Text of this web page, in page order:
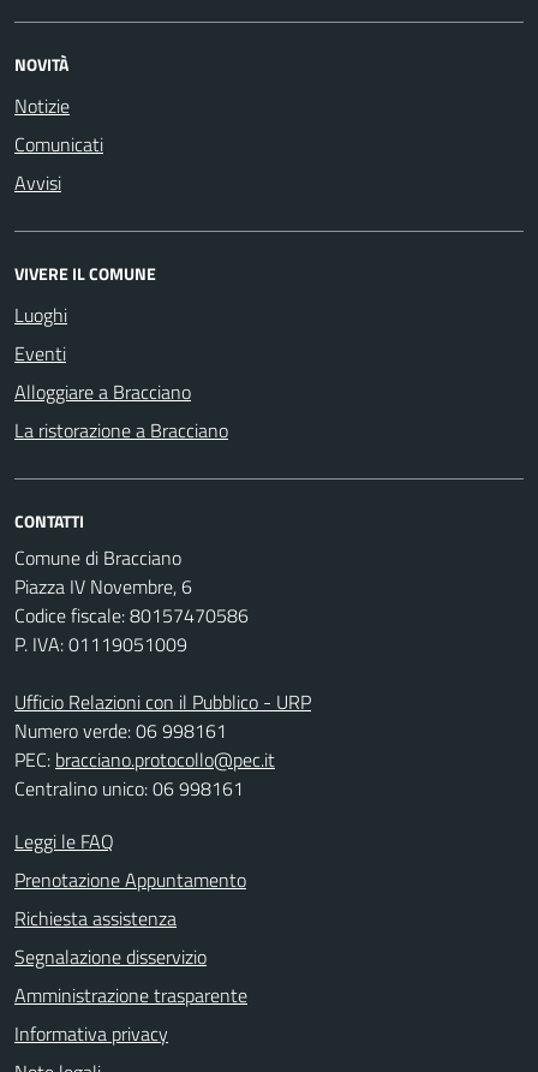
NOVITÀ
Notizie
Comunicati
Avvisi
VIVERE IL COMUNE
Luoghi
Eventi
Alloggiare a Bracciano
La ristorazione a Bracciano
CONTATTI
Comune di Bracciano
Piazza IV Novembre, 6
Codice fiscale: 80157470586
P. IVA: 01119051009
Ufficio Relazioni con il Pubblico - URP
Numero verde: 06 998161
PEC: bracciano.protocollo@pec.it
Centralino unico: 06 998161
Leggi le FAQ
Prenotazione Appuntamento
Richiesta assistenza
Segnalazione disservizio
Amministrazione trasparente
Informativa privacy